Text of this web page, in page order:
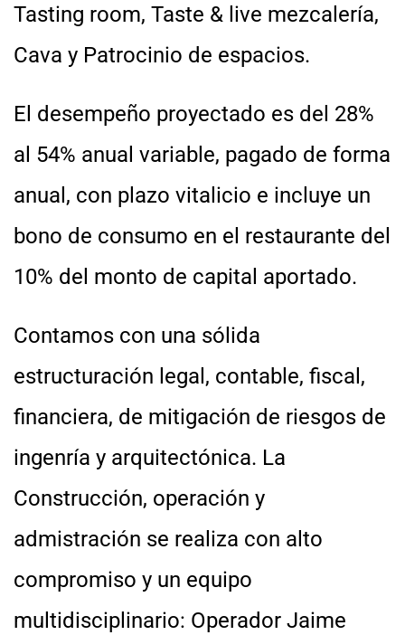
Tasting room, Taste & live mezcalería,
Cava y Patrocinio de espacios.
El desempeño proyectado es del 28%
al 54% anual variable, pagado de forma
anual, con plazo vitalicio e incluye un
bono de consumo en el restaurante del
10% del monto de capital aportado.
Contamos con una sólida
estructuración legal, contable, fiscal,
financiera, de mitigación de riesgos de
ingenría y arquitectónica. La
Construcción, operación y
admistración se realiza con alto
compromiso y un equipo
multidisciplinario: Operador Jaime